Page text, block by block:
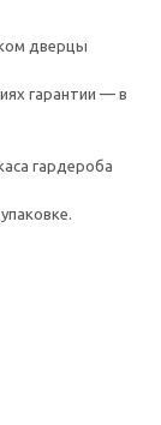
дверцы
гарантии — в
гардероба